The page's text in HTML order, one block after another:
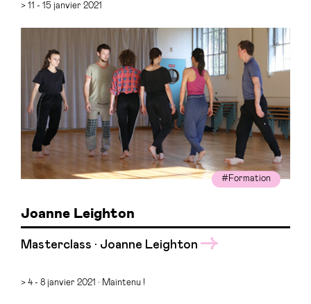
> 11 - 15 janvier 2021
#Formation
Joanne Leighton
Masterclass · Joanne Leighton
> 4 - 8 janvier 2021 · Maintenu !